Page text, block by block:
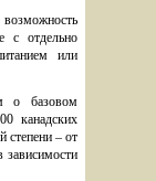
с отдельно
или
о базовом
канадских
степени – от
зависимости